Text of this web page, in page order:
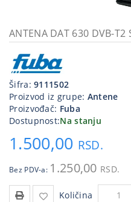
priključci
Kućna
tehnika
Poslovna
oprema,računari
Strujni
program
ANTENA DAT 630 DVB-T2
Šifra:9111502
Proizvod iz grupe: Antene
Proizvođač: Fuba
Dostupnost:Na stanju
1.500,00 RSD.
Bez PDV-a: 1.250,00 RSD.
Količina